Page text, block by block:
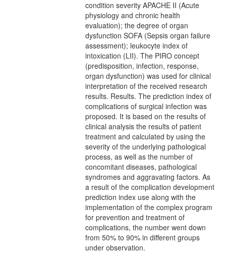
condition severity APACHE II (Acute
physiology and chronic health
evaluation); the degree of organ
dysfunction SOFA (Sepsis organ failure
assessment); leukocyte index of
intoxication (LII). The PIRO concept
(predisposition, infection, response,
organ dysfunction) was used for clinical
interpretation of the received research
results. Results. The prediction index of
complications of surgical infection was
proposed. It is based on the results of
clinical analysis the results of patient
treatment and calculated by using the
severity of the underlying pathological
process, as well as the number of
concomitant diseases, pathological
syndromes and aggravating factors. As
a result of the complication development
prediction index use along with the
implementation of the complex program
for prevention and treatment of
complications, the number went down
from 50% to 90% in different groups
under observation.